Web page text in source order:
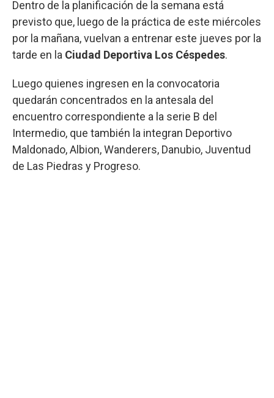
Dentro de la planificación de la semana está
previsto que, luego de la práctica de este miércoles
por la mañana, vuelvan a entrenar este jueves por la
tarde en la Ciudad Deportiva Los Céspedes.
Luego quienes ingresen en la convocatoria
quedarán concentrados en la antesala del
encuentro correspondiente a la serie B del
Intermedio, que también la integran Deportivo
Maldonado, Albion, Wanderers, Danubio, Juventud
de Las Piedras y Progreso.